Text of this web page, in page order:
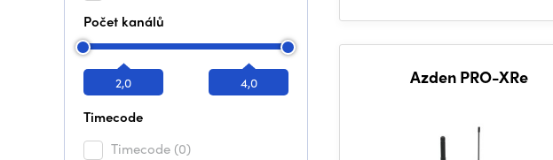
Počet kanálů
2,0 4,0
Timecode
Timecode (0)
Azden PRO-XRe